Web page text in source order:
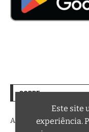
SOBRE
A trilha sonora da sua
Este site
experiência.